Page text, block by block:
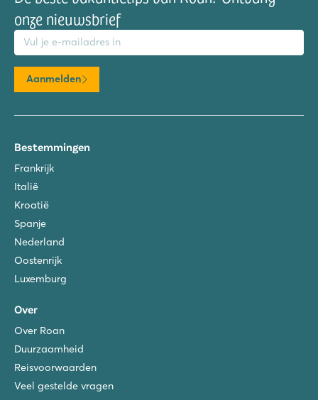
onze nieuwsbrief
Aanmelden
Bestemmingen
Frankrijk
Italië
Kroatië
Spanje
Nederland
Oostenrijk
Luxemburg
Over
Over Roan
Duurzaamheid
Reisvoorwaarden
Veel gestelde vragen